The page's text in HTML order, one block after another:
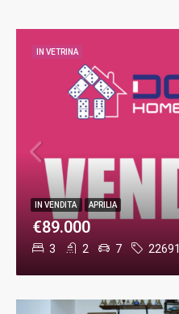
3 2 7 22691
€89.000
IN VENDITA APRILIA
IN VETRINA